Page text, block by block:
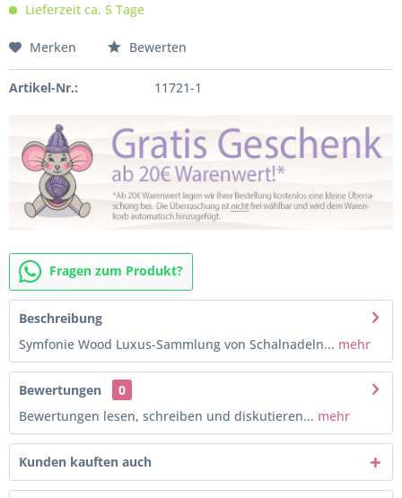
Lieferzeit ca. 5 Tage
Merken Bewerten
Artikel-Nr.: 11721-1
Fragen zum Produkt?
Beschreibung
Symfonie Wood Luxus-Sammlung von Schalnadeln... mehr
Bewertungen
0
Bewertungen lesen, schreiben und diskutieren... mehr
Kunden kauften auch